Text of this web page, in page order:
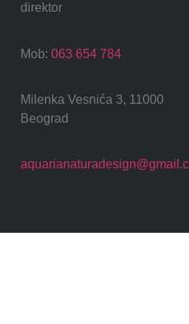
direktor
Mob: 063 654 784
Milenka Vesnića 3, 11000
Beograd